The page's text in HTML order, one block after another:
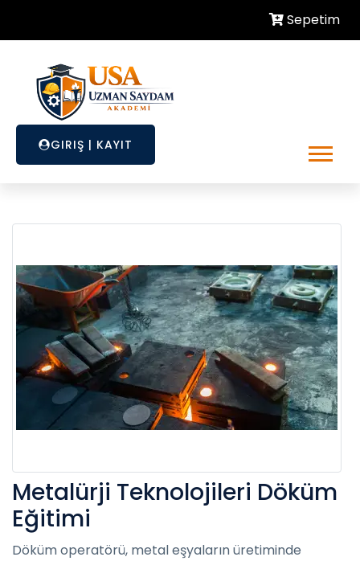
Sepetim
GIRIŞ | KAYIT
Metalürji Teknolojileri Döküm
Eğitimi
Döküm operatörü, metal eşyaların üretiminde